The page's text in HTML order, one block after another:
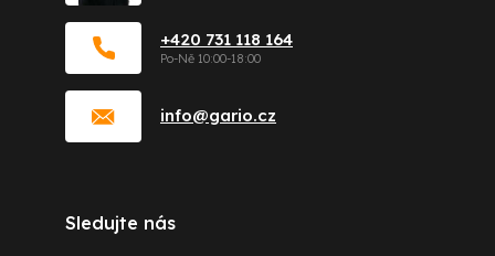
info@gario.cz
+420 731 118 164
Sledujte nás